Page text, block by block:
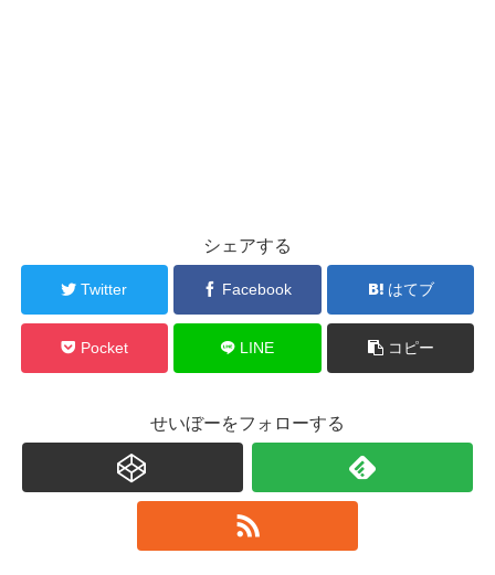
シェアする
Twitter Facebook はてブ
Pocket LINE コピー
せいぼーをフォローする